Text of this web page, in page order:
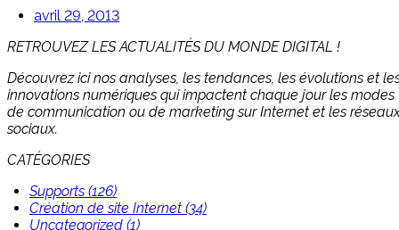
avril 29, 2013
RETROUVEZ LES ACTUALITÉS DU MONDE DIGITAL !
Découvrez ici nos analyses, les tendances, les évolutions et
innovations numériques qui impactent chaque jour les modes
de communication ou de marketing sur Internet et les
sociaux.
CATÉGORIES
Supports (126)
Création de site Internet (34)
Uncategorized (1)